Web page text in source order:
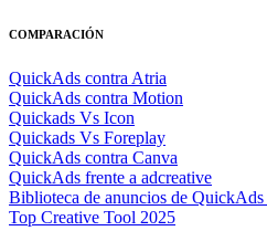
COMPARACIÓN
QuickAds contra Atria
QuickAds contra Motion
Quickads Vs Icon
Quickads Vs Foreplay
QuickAds contra Canva
QuickAds frente a adcreative
Biblioteca de anuncios de QuickAds
Top Creative Tool 2025